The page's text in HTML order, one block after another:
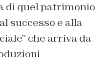
di quel patrimonio
successo e alla
che arriva da